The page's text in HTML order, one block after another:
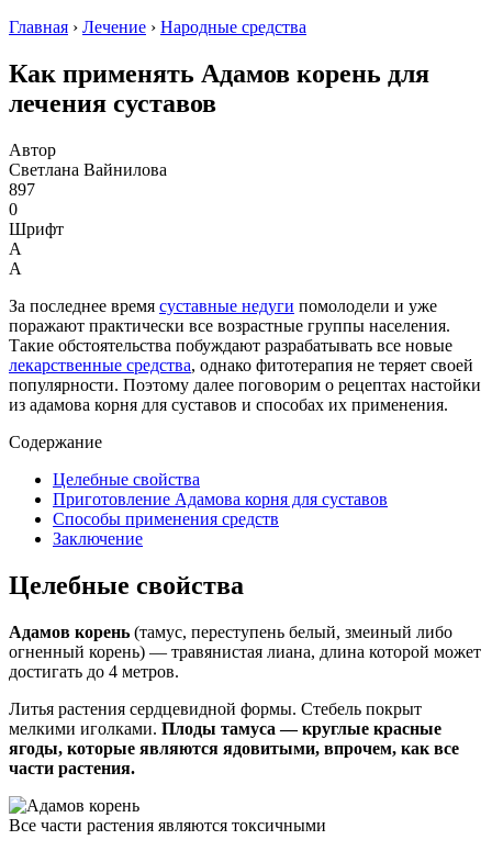
Главная › Лечение › Народные средства
Как применять Адамов корень для
лечения суставов
Автор
Светлана Вайнилова
897
0
Шрифт
А
А
За последнее время суставные недуги помолодели и уже
поражают практически все возрастные группы населения.
Такие обстоятельства побуждают разрабатывать все новые
лекарственные средства, однако фитотерапия не теряет своей
популярности. Поэтому далее поговорим о рецептах настойки
из адамова корня для суставов и способах их применения.
Содержание
Целебные свойства
Приготовление Адамова корня для суставов
Способы применения средств
Заключение
Целебные свойства
Адамов корень (тамус, переступень белый, змеиный либо
огненный корень) — травянистая лиана, длина которой может
достигать до 4 метров.
Литья растения сердцевидной формы. Стебель покрыт
мелкими иголками. Плоды тамуса — круглые красные
ягоды, которые являются ядовитыми, впрочем, как все
части растения.
Все части растения являются токсичными